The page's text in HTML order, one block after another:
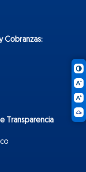
Cobranzas:
Transparencia